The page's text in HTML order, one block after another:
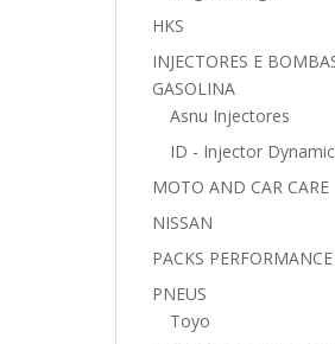
HKS
INJECTORES E
GASOLINA
Asnu Injectores
ID - Injector
MOTO AND CAR CARE
NISSAN
PACKS PERFORMANCE
PNEUS
Toyo